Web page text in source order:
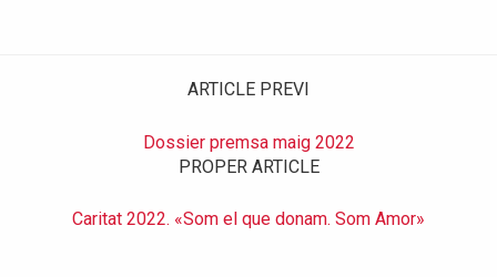
ARTICLE PREVI
Dossier premsa maig 2022
PROPER ARTICLE
Caritat 2022. «Som el que donam. Som Amor»